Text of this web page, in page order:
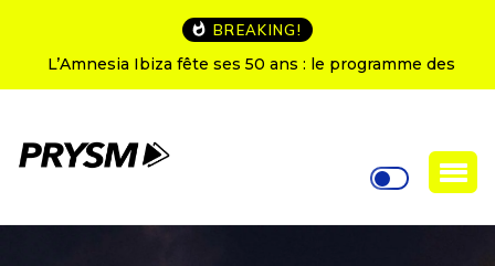
BREAKING!
L’Amnesia Ibiza fête ses 50 ans : le programme des
soirées d’ouverture